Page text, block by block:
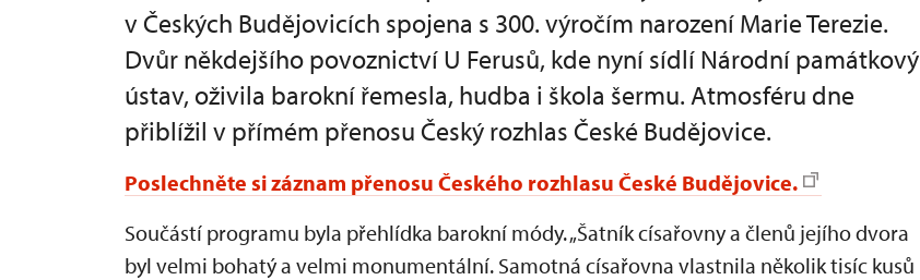
v Českých Budějovicích spojena s 300. výročím narození Marie Terezie.
Dvůr někdejšího povoznictví U Ferusů, kde nyní sídlí Národní památkový
ústav, oživila barokní řemesla, hudba i škola šermu. Atmosféru dne
přiblížil v přímém přenosu Český rozhlas České Budějovice.
Poslechněte si záznam přenosu Českého rozhlasu České Budějovice.
Součástí programu byla přehlídka barokní módy. „Šatník císařovny a členů jejího dvora
byl velmi bohatý a velmi monumentální. Samotná císařovna vlastnila několik tisíc kusů